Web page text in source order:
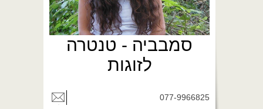
סמבביה - טנטרה
לזוגות
077-9966825